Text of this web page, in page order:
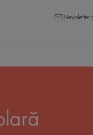
Newsletter